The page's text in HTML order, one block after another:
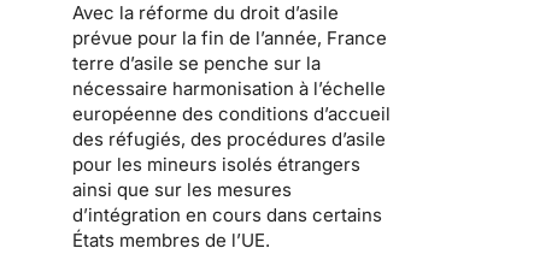
Avec la réforme du droit d’asile
prévue pour la fin de l’année, France
terre d’asile se penche sur la
nécessaire harmonisation à l’échelle
européenne des conditions d’accueil
des réfugiés, des procédures d’asile
pour les mineurs isolés étrangers
ainsi que sur les mesures
d’intégration en cours dans certains
États membres de l’UE.